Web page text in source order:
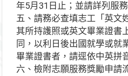
年5月31日止；並請詳列服
五、請務必查填志工「英文
其所持護照或英文畢業證書
同，以利日後出國就學或就
畢業證書者，請逕依中英拼
六、檢附志願服務獎勵申請